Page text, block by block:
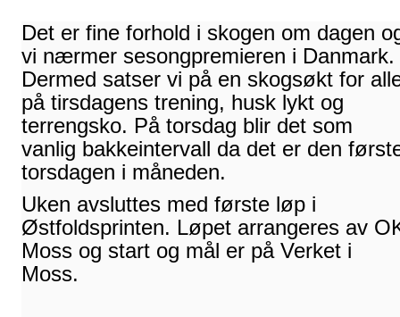
Det er fine forhold i skogen om dagen
vi nærmer sesongpremieren i Danmark.
Dermed satser vi på en skogsøkt for
på tirsdagens trening, husk lykt og
terrengsko. På torsdag blir det som
vanlig bakkeintervall da det er den
torsdagen i måneden.
Uken avsluttes med første løp i
Østfoldsprinten. Løpet arrangeres av
Moss og start og mål er på Verket i
Moss.